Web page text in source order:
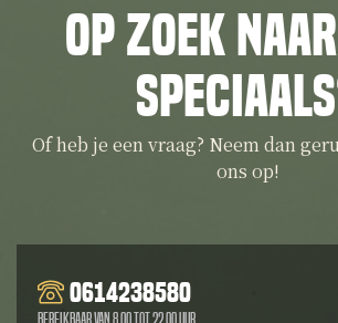
Op zoek
Of heb je een vraag? Neem dan
ons op!
0614238580